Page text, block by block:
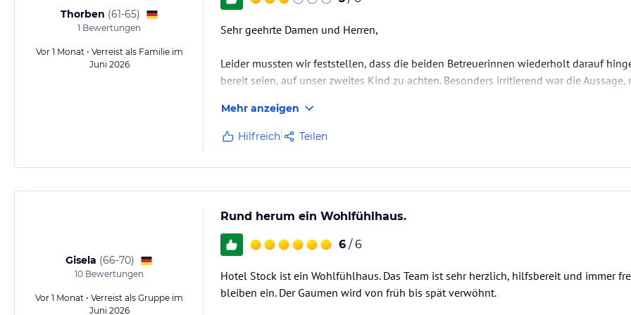
Thorben (61-65)
1 Bewertungen
Vor 1 Monat • Verreist als Familie im
Juni 2026
Sehr geehrte Damen und Herren,
Leider mussten wir feststellen, dass die beiden Betreuerinnen wiederholt darauf
bereit seien, auf unser zweites Kind zu achten. Besonders irritierend war die Aussage,
als unprofessionell und wenig kinderfreundlich.
Darüber hinaus war die Organisation der Kinderbetreuung aus unserer Sicht sehr…
Mehr anzeigen
Hilfreich Teilen
Gisela (66-70)
10 Bewertungen
Vor 1 Monat • Verreist als Gruppe im
Juni 2026
Rund herum ein Wohlfühlhaus.
6 / 6
Hotel Stock ist ein Wohlfühlhaus. Das Team ist sehr herzlich, hilfsbereit und immer
bleiben ein. Der Gaumen wird von früh bis spät verwöhnt.